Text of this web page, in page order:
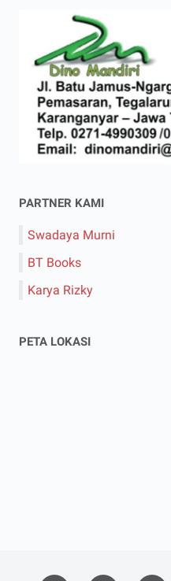
PARTNER KAMI
Swadaya Murni
BT Books
Karya Rizky
PETA LOKASI